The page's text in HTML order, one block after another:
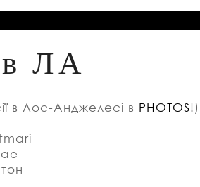
в ЛА
в Лос-Анджелесі в PHOTOS!)